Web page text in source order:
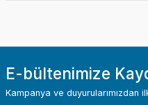
E-bültenimize
Kampanya ve duyurularımızdan